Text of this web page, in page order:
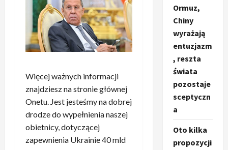
Więcej ważnych informacji
znajdziesz na stronie głównej
Onetu. Jest jesteśmy na dobrej
drodze do wypełnienia naszej
obietnicy, dotyczącej
zapewnienia Ukrainie 40 mld
Ormuz,
Chiny
wyrażają
entuzjazm
, reszta
świata
pozostaje
sceptyczn
a
Oto kilka
propozycji